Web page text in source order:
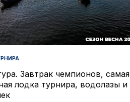
Завтрак чемпионов, самая
лодка турнира, водолазы и